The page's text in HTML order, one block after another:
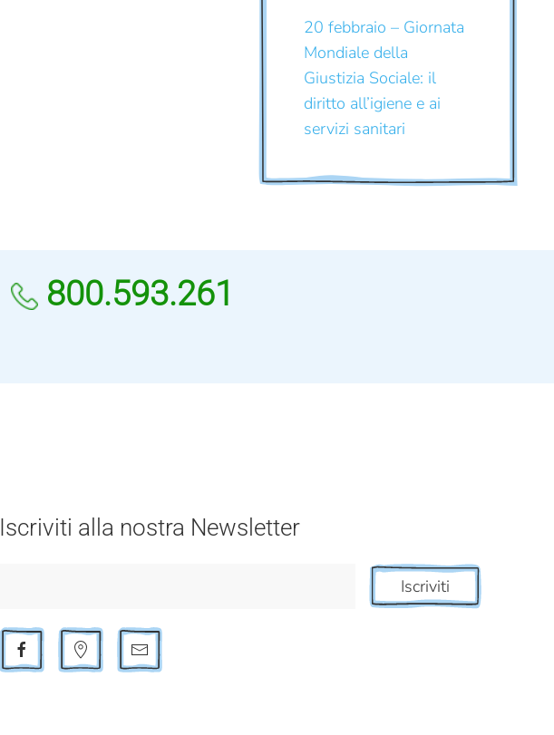
20 febbraio – Giornata
Mondiale della
Giustizia Sociale: il
diritto all’igiene e ai
servizi sanitari
800.593.261
Iscriviti alla nostra Newsletter
Iscriviti